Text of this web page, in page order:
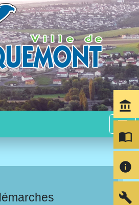
menu
account_balance
import_contacts
info
build